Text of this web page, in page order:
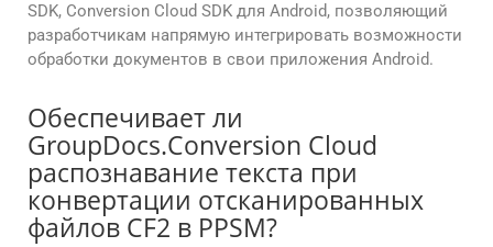
SDK, Conversion Cloud SDK для Android, позволяющий
разработчикам напрямую интегрировать возможности
обработки документов в свои приложения Android.
Обеспечивает ли
GroupDocs.Conversion Cloud
распознавание текста при
конвертации отсканированных
файлов CF2 в PPSM?